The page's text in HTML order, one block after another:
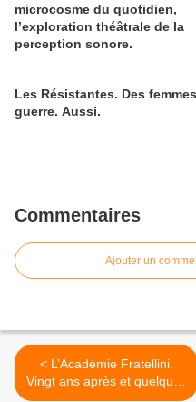
microcosme du quotidien,
l’exploration théâtrale de la
perception sonore.
Les Résistantes. Des
guerre. Aussi.
Commentaires
Ajouter un
< L’Académie Fratellini.
Vingt ans après et quelques
années de plus.